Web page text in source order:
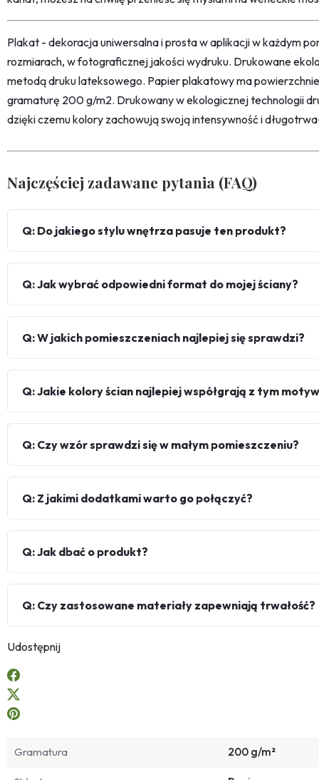
Plakat - dekoracja uniwersalna i prosta w aplikacji w każdym
rozmiarach, w fotograficznej jakości wydruku. Drukowane
metodą druku lateksowego. Papier plakatowy ma
gramaturę 200 g/m2. Drukowany w ekologicznej technologii
dzięki czemu kolory zachowują swoją intensywność i
Najczęściej zadawane pytania (FAQ)
Q: Do jakiego stylu wnętrza pasuje ten produkt?
Q: Jak wybrać odpowiedni format do mojej ściany?
Q: W jakich pomieszczeniach najlepiej się sprawdzi?
Q: Jakie kolory ścian najlepiej współgrają z tym
Q: Czy wzór sprawdzi się w małym pomieszczeniu?
Q: Z jakimi dodatkami warto go połączyć?
Q: Jak dbać o produkt?
Q: Czy zastosowane materiały zapewniają trwałość?
Udostępnij
Gramatura 200 g/m²